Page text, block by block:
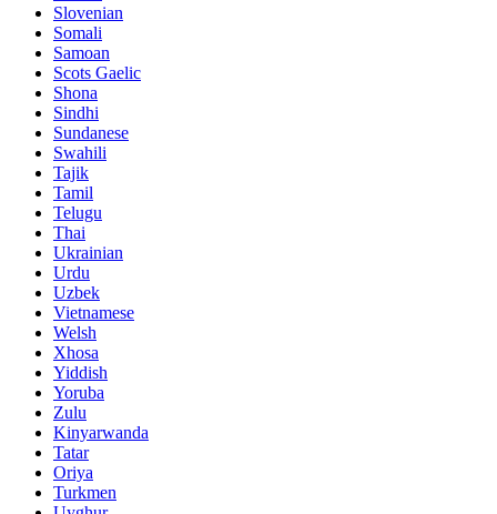
Slovenian
Somali
Samoan
Scots Gaelic
Shona
Sindhi
Sundanese
Swahili
Tajik
Tamil
Telugu
Thai
Ukrainian
Urdu
Uzbek
Vietnamese
Welsh
Xhosa
Yiddish
Yoruba
Zulu
Kinyarwanda
Tatar
Oriya
Turkmen